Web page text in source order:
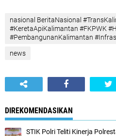
nasional BeritaNasional
#KeretaApiKalimantan #FKPWK
#PembangunanKalimantan
news
DIREKOMENDASIKAN
STIK Polri Teliti Kinerja